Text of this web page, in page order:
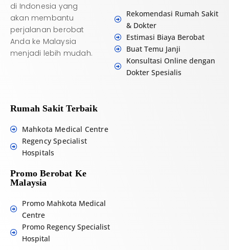
di Indonesia yang
akan membantu
perjalanan berobat
Anda ke Malaysia
menjadi lebih mudah.
Rekomendasi Rumah Sakit
& Dokter
Estimasi Biaya Berobat
Buat Temu Janji
Konsultasi Online dengan
Dokter Spesialis
Rumah Sakit Terbaik
Mahkota Medical Centre
Regency Specialist
Hospitals
Promo Berobat Ke
Malaysia
Promo Mahkota Medical
Centre
Promo Regency Specialist
Hospital